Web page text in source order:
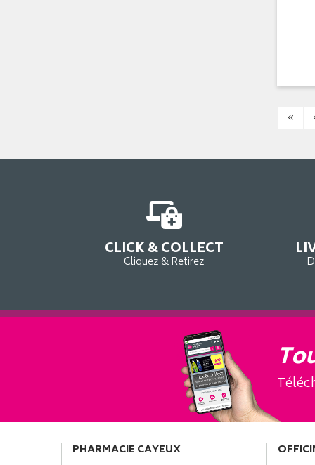
«
CLICK & COLLECT
Cliquez & Retirez
PHARMACIE CAYEUX